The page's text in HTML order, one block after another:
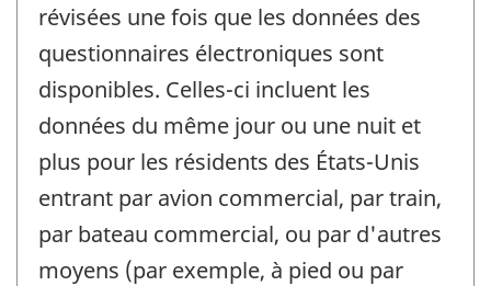
révisées une fois que les données des
questionnaires électroniques sont
disponibles. Celles-ci incluent les
données du même jour ou une nuit et
plus pour les résidents des États-Unis
entrant par avion commercial, par train,
par bateau commercial, ou par d'autres
moyens (par exemple, à pied ou par